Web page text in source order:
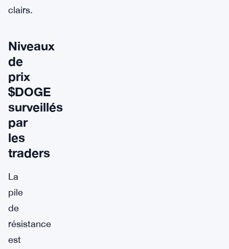
clairs.
Niveaux
de
prix
$DOGE
surveillés
par
les
traders
La
pile
de
résistance
est